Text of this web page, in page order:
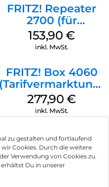
zu gestalten und fortlaufend
Cookies. Durch die weitere
Verwendung von Cookies zu.
Du in unserer
FRITZ! Repeater
2700 (für
Tarifvermarktung)
Weiß
153,90€
inkl. MwSt.
FRITZ! Box 4060
(Tarifvermarktung)
Weiß
277,90€
inkl. MwSt.